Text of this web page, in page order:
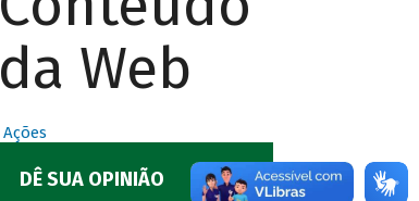
da Web
Ações
DÊ SUA OPINIÃO